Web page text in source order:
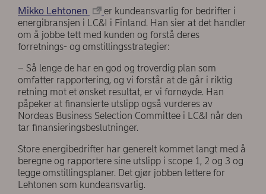
Mikko Lehtonen
er kundeansvarlig for bedrifter i
energibransjen i LC&I i Finland. Han sier at det handler
om å jobbe tett med kunden og forstå deres
forretnings- og omstillingsstrategier:
– Så lenge de har en god og troverdig plan som
omfatter rapportering, og vi forstår at de går i riktig
retning mot et ønsket resultat, er vi fornøyde. Han
påpeker at finansierte utslipp også vurderes av
Nordeas Business Selection Committee i LC&I når den
tar finansieringsbeslutninger.
Store energibedrifter har generelt kommet langt med å
beregne og rapportere sine utslipp i scope 1, 2 og 3 og
legge omstillingsplaner. Det gjør jobben lettere for
Lehtonen som kundeansvarlig.